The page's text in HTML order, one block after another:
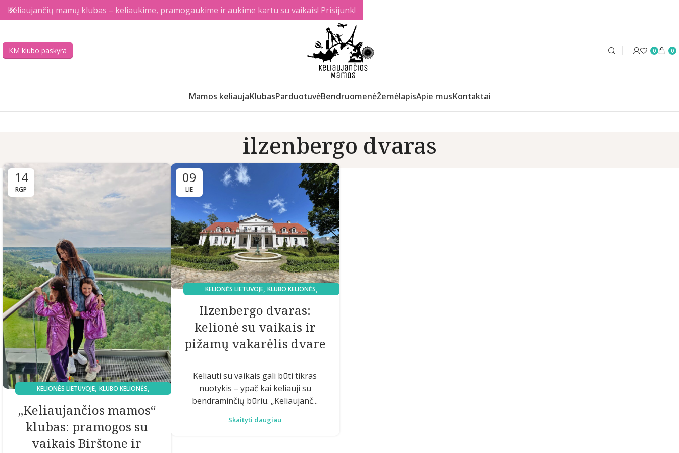
KM klubo paskyra 0 0
Mamos keliaujaKlubasParduotuvėBendruomenėŽemėlapisApie musKontaktai
ilzenbergo dvaras
14
RGP
KELIONĖS LIETUVOJE, KLUBO KELIONĖS,
„Keliaujančios mamos“
klubas: pramogos su
vaikais Birštone ir
09
LIE
KELIONĖS LIETUVOJE, KLUBO KELIONĖS,
Ilzenbergo dvaras:
kelionė su vaikais ir
pižamų vakarėlis dvare
Keliauti su vaikais gali būti tikras
nuotykis – ypač kai keliauji su
bendraminčių būriu. „Keliaujanč...
Skaityti daugiau
Keliaujančių mamų klubas – keliaukime, pramogaukime ir aukime kartu su vaikais! Prisijunk!